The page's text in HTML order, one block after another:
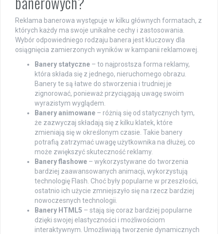
Reklama banerowa występuje w kilku głównych formatach, z
których każdy ma swoje unikalne cechy i zastosowania.
Wybór odpowiedniego rodzaju banera jest kluczowy dla
osiągnięcia zamierzonych wyników w kampanii reklamowej.
Banery statyczne – to najprostsza forma reklamy,
która składa się z jednego, nieruchomego obrazu.
Banery te są łatwe do stworzenia i trudniej je
zignorować, ponieważ przyciągają uwagę swoim
wyrazistym wyglądem.
Banery animowane – różnią się od statycznych tym,
że zazwyczaj składają się z kilku klatek, które
zmieniają się w określonym czasie. Takie banery
potrafią zatrzymać uwagę użytkownika na dłużej, co
może zwiększyć skuteczność reklamy.
Banery flashowe – wykorzystywane do tworzenia
bardziej zaawansowanych animacji, wykorzystują
technologię Flash. Choć były popularne w przeszłości,
ostatnio ich użycie zmniejszyło się na rzecz bardziej
nowoczesnych technologii.
Banery HTML5 – stają się coraz bardziej popularne
dzięki swojej elastyczności i możliwościom
interaktywnym. Umożliwiają tworzenie dynamicznych